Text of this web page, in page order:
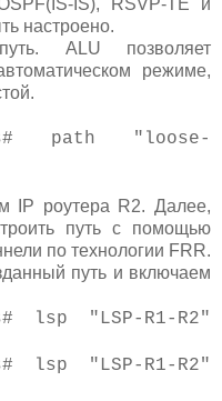
IS), RSVP-TE и
настроено.
ALU позволяет
режиме,
path "loose-
IP роутера R2. Далее,
путь с помощью
по технологии FRR.
путь и включаем
lsp "LSP-R1-R2"
lsp "LSP-R1-R2"